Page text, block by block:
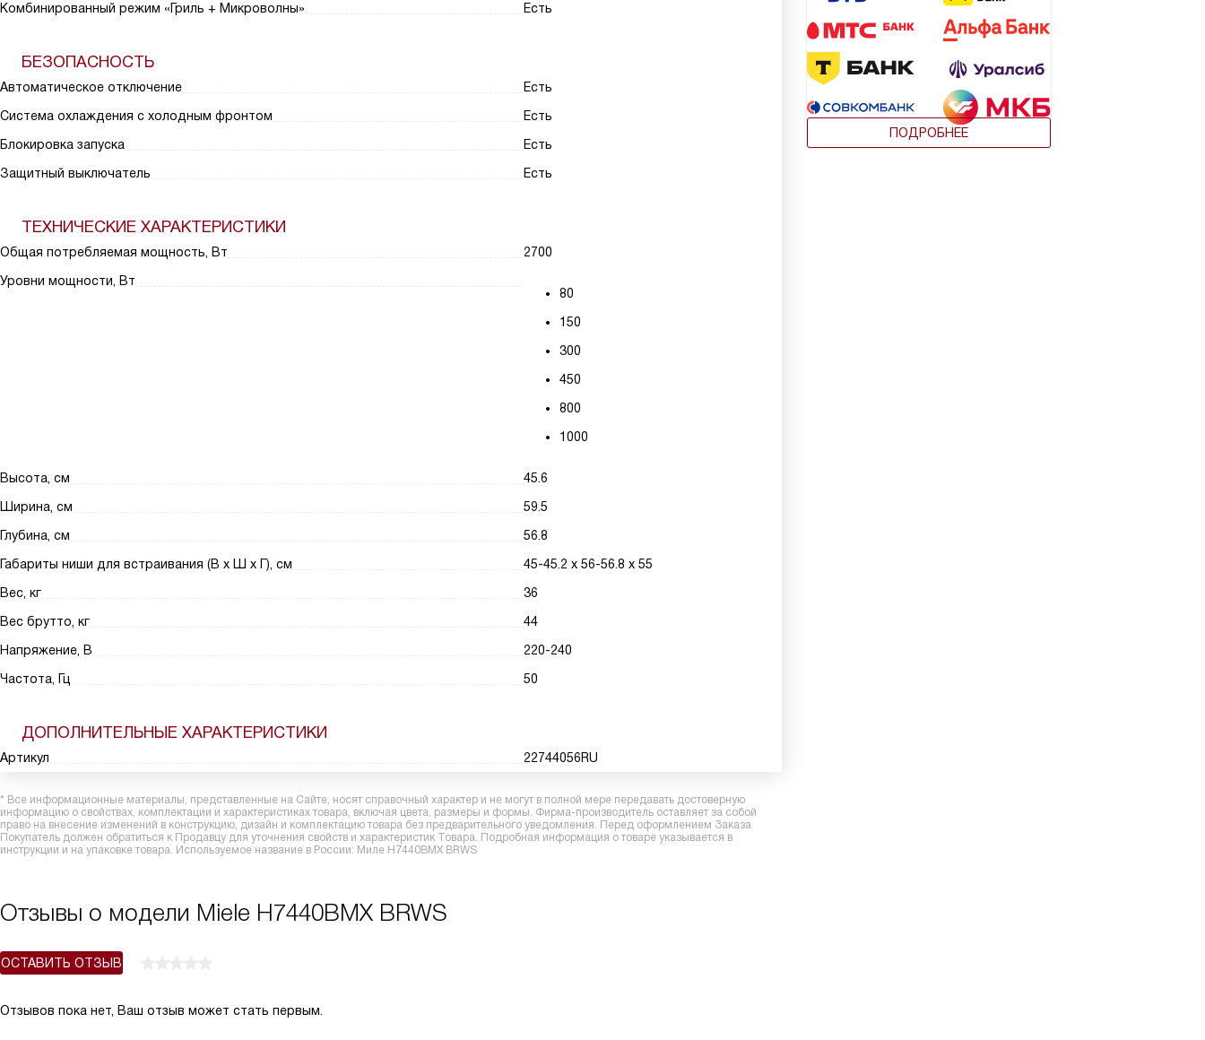
ПОДРОБНЕЕ
Комбинированный режим «Гриль + Микроволны»
Есть
БЕЗОПАСНОСТЬ
Автоматическое отключение
Есть
Система охлаждения с холодным фронтом
Есть
Блокировка запуска
Есть
Защитный выключатель
Есть
ТЕХНИЧЕСКИЕ ХАРАКТЕРИСТИКИ
Общая потребляемая мощность, Вт
2700
Уровни мощности, Вт
80
150
300
450
800
1000
Высота, см
45.6
Ширина, см
59.5
Глубина, см
56.8
Габариты ниши для встраивания (В х Ш х Г), см
45-45.2 х 56-56.8 х 55
Вес, кг
36
Вес брутто, кг
44
Напряжение, В
220-240
Частота, Гц
50
ДОПОЛНИТЕЛЬНЫЕ ХАРАКТЕРИСТИКИ
Артикул 22744056RU
* Все информационные материалы, представленные на Сайте, носят справочный характер и не могут в полной мере передавать достоверную
информацию о свойствах, комплектации и характеристиках товара, включая цвета, размеры и формы. Фирма-производитель оставляет за собой
право на внесение изменений в конструкцию, дизайн и комплектацию товара без предварительного уведомления. Перед оформлением Заказа
Покупатель должен обратиться к Продавцу для уточнения свойств и характеристик Товара. Подробная информация о товаре указывается в
инструкции и на упаковке товара. Используемое название в России: Миле H7440BMX BRWS
Отзывы о модели Miele H7440BMX BRWS
ОСТАВИТЬ ОТЗЫВ
Отзывов пока нет, Ваш отзыв может стать первым.